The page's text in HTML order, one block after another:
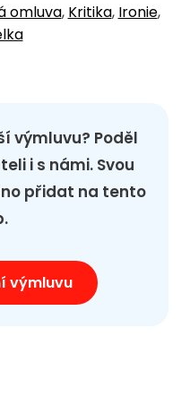
omluva, Kritika, Ironie,
výmluvu? Poděl
i s námi. Svou
přidat na tento
výmluvu